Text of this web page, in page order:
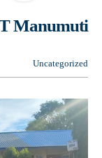
Manumuti
Uncategorized